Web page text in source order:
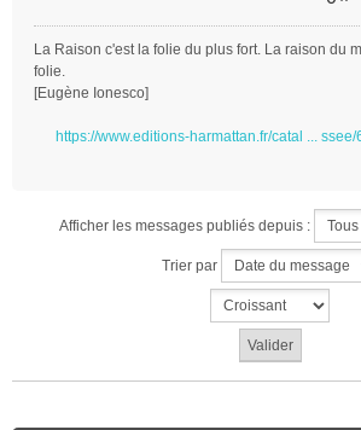
La Raison c'est la folie du plus fort. La raison du
folie.
[Eugène Ionesco]
https://www.editions-harmattan.fr/catal ... ssee/
Afficher les messages publiés depuis :
Trier par